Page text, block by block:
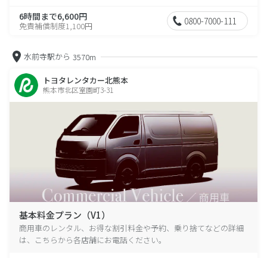
6時間まで6,600円
免責補償制度1,100円 0800-7000-111
水前寺駅から 3570m
トヨタレンタカー北熊本
熊本市北区室園町3-31
基本料金プラン（V1）
商用車のレンタル、お得な割引料金や予約、乗り捨てなどの詳細
は、こちらから各店舗にお電話ください。